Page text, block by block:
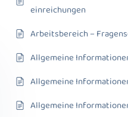
einreichungen
Arbeitsbereich –
Allgemeine
Allgemeine
Allgemeine